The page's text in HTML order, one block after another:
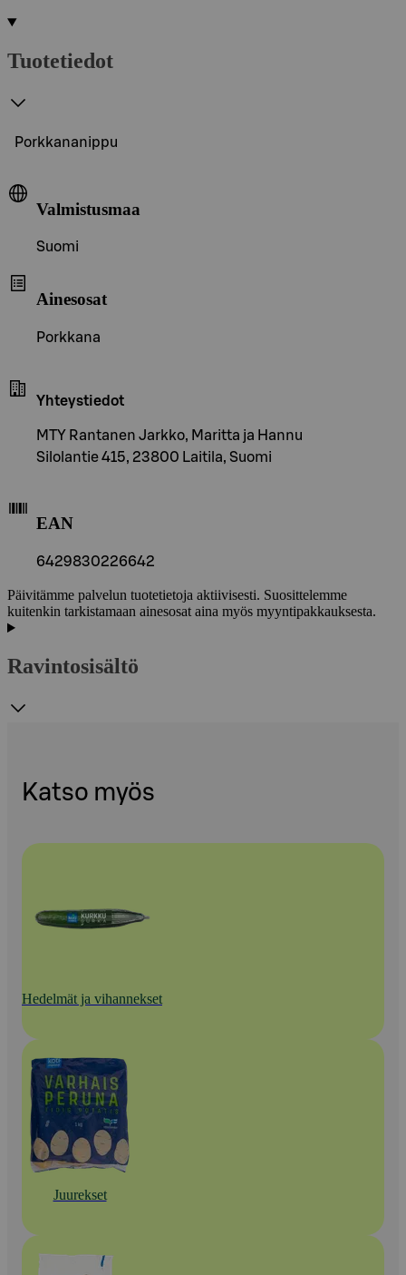
Tuotetiedot
Porkkananippu
Valmistusmaa
Suomi
Ainesosat
Porkkana
Yhteystiedot
MTY Rantanen Jarkko, Maritta ja Hannu
Silolantie 415, 23800 Laitila, Suomi
EAN
6429830226642
Päivitämme palvelun tuotetietoja aktiivisesti. Suosittelemme
kuitenkin tarkistamaan ainesosat aina myös myyntipakkauksesta.
Ravintosisältö
Katso myös
Hedelmät ja vihannekset
Juurekset